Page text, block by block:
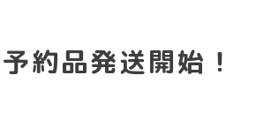
約品発送開始！